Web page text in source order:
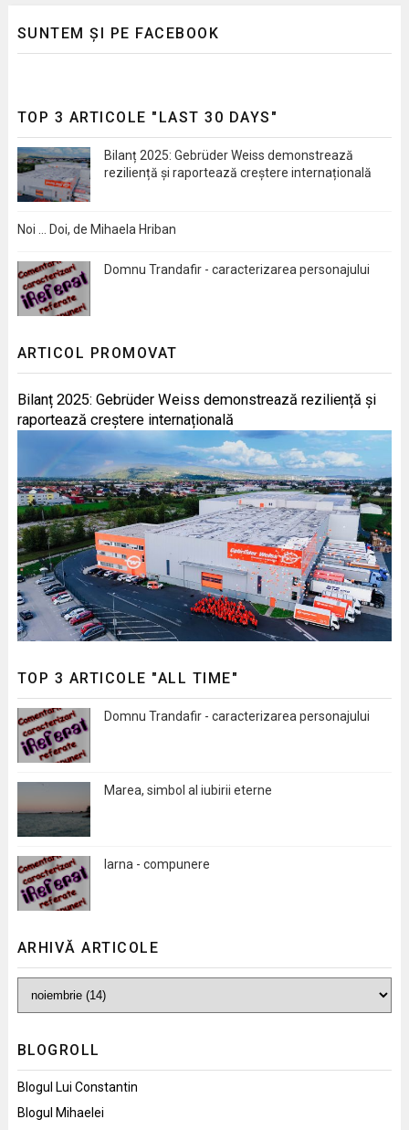
SUNTEM ȘI PE FACEBOOK
TOP 3 ARTICOLE "LAST 30 DAYS"
Bilanț 2025: Gebrüder Weiss demonstrează
reziliență și raportează creștere internațională
Noi … Doi, de Mihaela Hriban
Domnu Trandafir - caracterizarea personajului
ARTICOL PROMOVAT
Bilanț 2025: Gebrüder Weiss demonstrează reziliență și
raportează creștere internațională
TOP 3 ARTICOLE "ALL TIME"
Domnu Trandafir - caracterizarea personajului
Marea, simbol al iubirii eterne
Iarna - compunere
ARHIVĂ ARTICOLE
BLOGROLL
Blogul Lui Constantin
Blogul Mihaelei